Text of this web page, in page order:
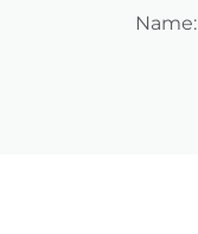
Name: